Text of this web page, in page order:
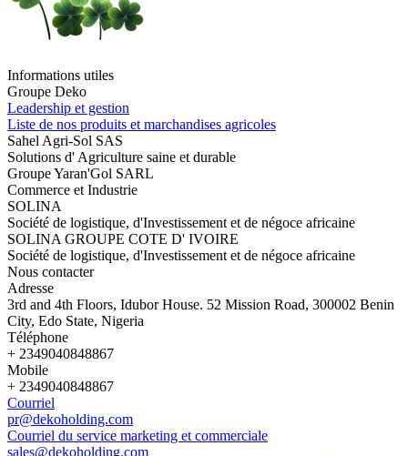
Informations utiles
Groupe Deko
Leadership et gestion
Liste de nos produits et marchandises agricoles
Sahel Agri-Sol SAS
Solutions d' Agriculture saine et durable
Groupe Yaran'Gol SARL
Commerce et Industrie
SOLINA
Société de logistique, d'Investissement et de négoce africaine
SOLINA GROUPE COTE D' IVOIRE
Société de logistique, d'Investissement et de négoce africaine
Nous contacter
Adresse
3rd and 4th Floors, Idubor House. 52 Mission Road, 300002 Benin
City, Edo State, Nigeria
Téléphone
+ 2349040848867
Mobile
+ 2349040848867
Courriel
pr@dekoholding.com
Courriel du service marketing et commerciale
sales@dekoholding.com